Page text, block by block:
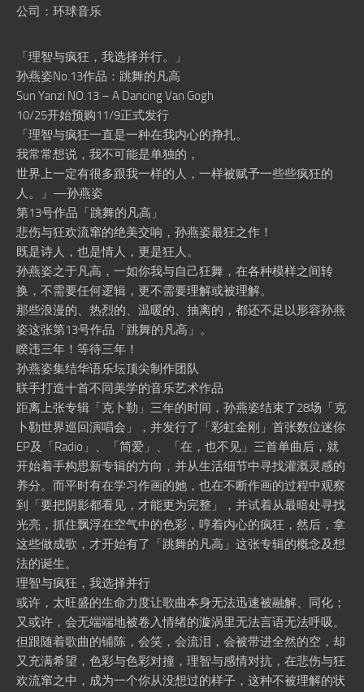
公司：环球音乐
「理智与疯狂，我选择并行。」
孙燕姿No.13作品：跳舞的凡高
Sun Yanzi NO.13 – A Dancing Van Gogh
10/25开始预购11/9正式发行
「理智与疯狂一直是一种在我内心的挣扎。
我常常想说，我不可能是单独的，
世界上一定有很多跟我一样的人，一样被赋予一些些疯狂的
人。」—孙燕姿
第13号作品「跳舞的凡高」
悲伤与狂欢流窜的绝美交响，孙燕姿最狂之作！
既是诗人，也是情人，更是狂人。
孙燕姿之于凡高，一如你我与自己狂舞，在各种模样之间转
换，不需要任何逻辑，更不需要理解或被理解。
那些浪漫的、热烈的、温暖的、抽离的，都还不足以形容孙燕
姿这张第13号作品「跳舞的凡高」。
睽违三年！等待三年！
孙燕姿集结华语乐坛顶尖制作团队
联手打造十首不同美学的音乐艺术作品
距离上张专辑「克卜勒」三年的时间，孙燕姿结束了28场「克
卜勒世界巡回演唱会」，并发行了「彩虹金刚」首张数位迷你
EP及「Radio」、「简爱」、「在，也不见」三首单曲后，就
开始着手构思新专辑的方向，并从生活细节中寻找灌溉灵感的
养分。而平时有在学习作画的她，也在不断作画的过程中观察
到「要把阴影都看见，才能更为完整」，并试着从最暗处寻找
光亮，抓住飘浮在空气中的色彩，哼着内心的疯狂，然后，拿
这些做成歌，才开始有了「跳舞的凡高」这张专辑的概念及想
法的诞生。
理智与疯狂，我选择并行
或许，太旺盛的生命力度让歌曲本身无法迅速被融解、同化；
又或许，会无端端地被卷入情绪的漩涡里无法言语无法呼吸。
但跟随着歌曲的铺陈，会笑，会流泪，会被带进全然的空，却
又充满希望，色彩与色彩对撞，理智与感情对抗，在悲伤与狂
欢流窜之中，成为一个你从没想过的样子，这种不被理解的状